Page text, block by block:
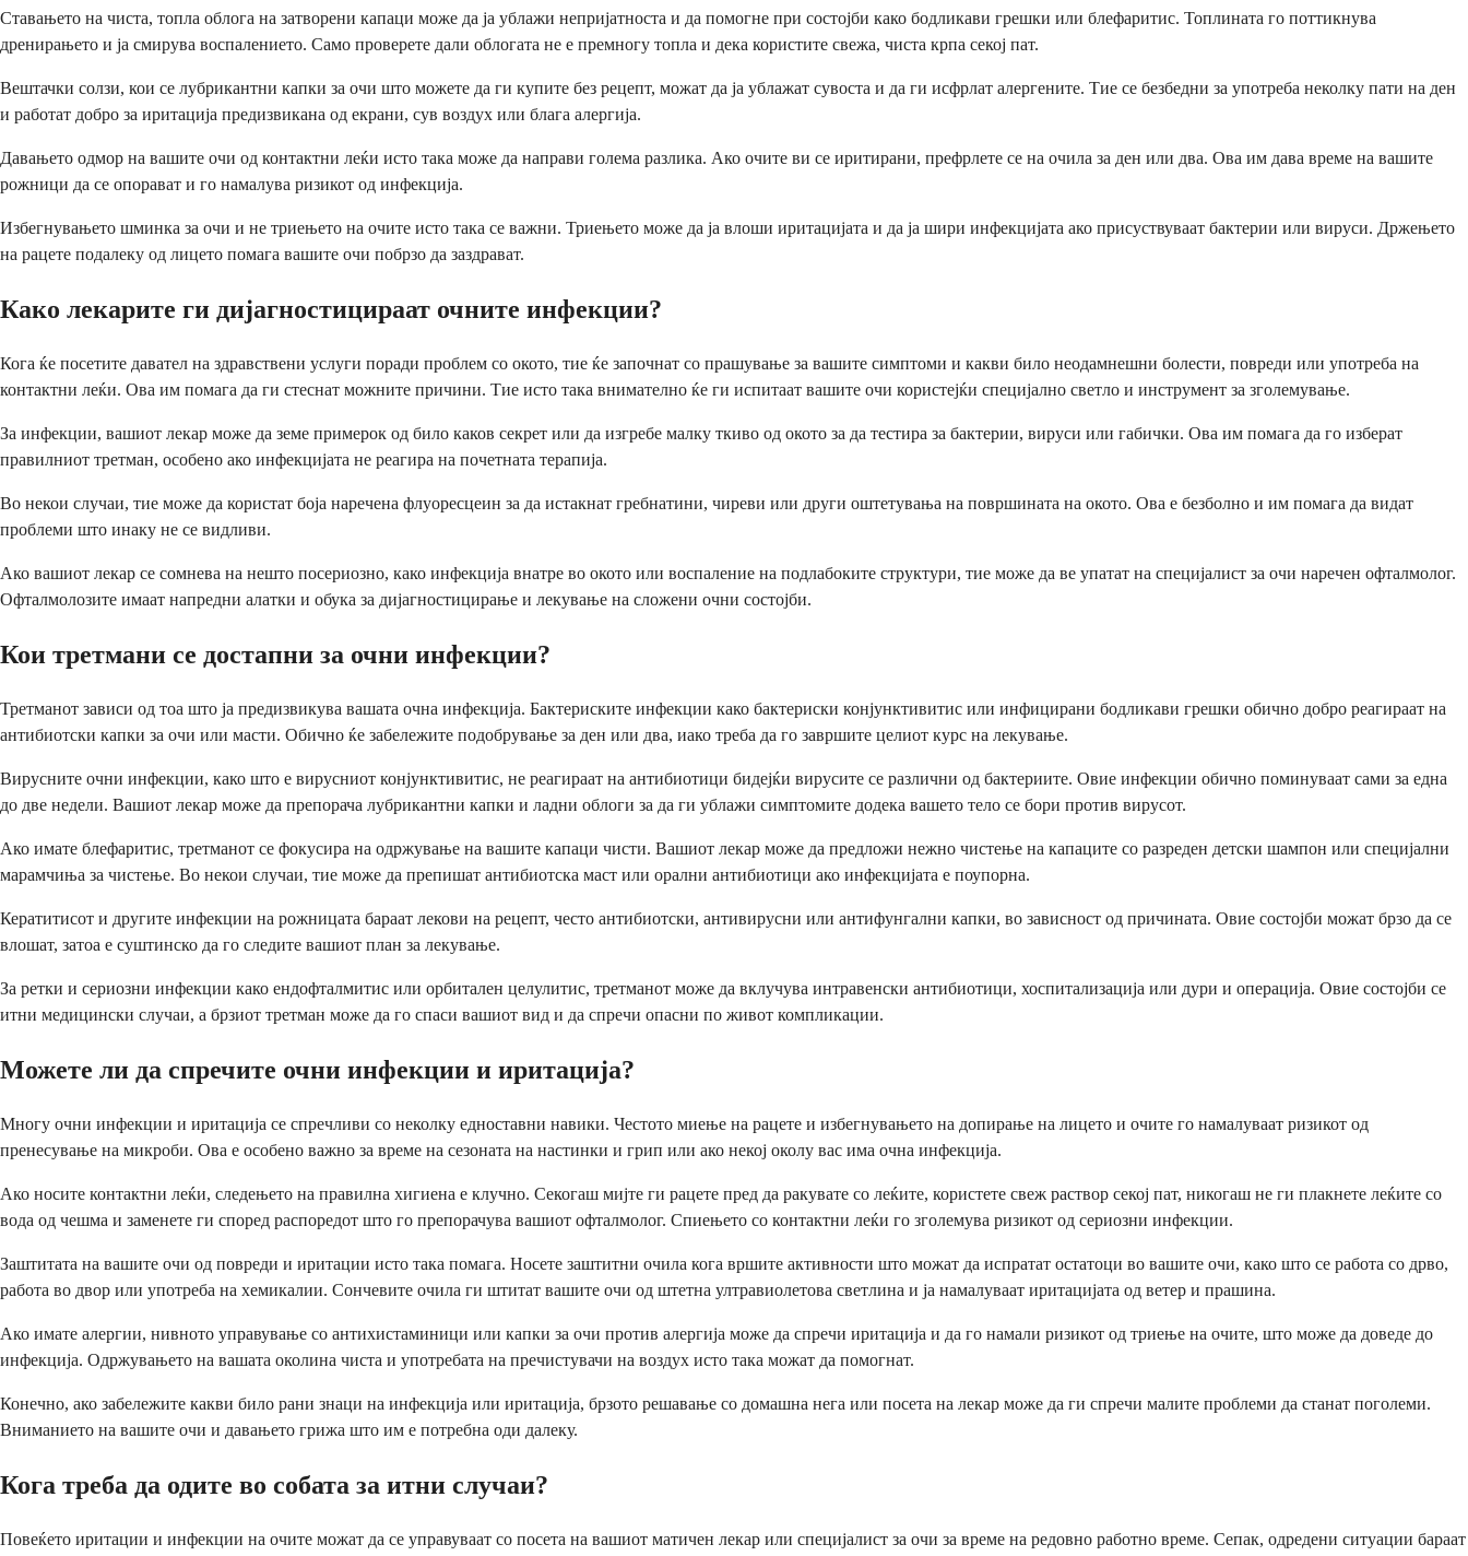
Ставањето на чиста, топла облога на затворени капаци може да ја ублажи непријатноста и да помогне при состојби како бодликави грешки или блефаритис. Топлината го поттикнува
дренирањето и ја смирува воспалението. Само проверете дали облогата не е премногу топла и дека користите свежа, чиста крпа секој пат.
Вештачки солзи, кои се лубрикантни капки за очи што можете да ги купите без рецепт, можат да ја ублажат сувоста и да ги исфрлат алергените. Тие се безбедни за употреба неколку пати на ден
и работат добро за иритација предизвикана од екрани, сув воздух или блага алергија.
Давањето одмор на вашите очи од контактни леќи исто така може да направи голема разлика. Ако очите ви се иритирани, префрлете се на очила за ден или два. Ова им дава време на вашите
рожници да се опорават и го намалува ризикот од инфекција.
Избегнувањето шминка за очи и не триењето на очите исто така се важни. Триењето може да ја влоши иритацијата и да ја шири инфекцијата ако присуствуваат бактерии или вируси. Држењето
на рацете подалеку од лицето помага вашите очи побрзо да заздрават.
Како лекарите ги дијагностицираат очните инфекции?
Кога ќе посетите давател на здравствени услуги поради проблем со окото, тие ќе започнат со прашување за вашите симптоми и какви било неодамнешни болести, повреди или употреба на
контактни леќи. Ова им помага да ги стеснат можните причини. Тие исто така внимателно ќе ги испитаат вашите очи користејќи специјално светло и инструмент за зголемување.
За инфекции, вашиот лекар може да земе примерок од било каков секрет или да изгребе малку ткиво од окото за да тестира за бактерии, вируси или габички. Ова им помага да го изберат
правилниот третман, особено ако инфекцијата не реагира на почетната терапија.
Во некои случаи, тие може да користат боја наречена флуоресцеин за да истакнат гребнатини, чиреви или други оштетувања на површината на окото. Ова е безболно и им помага да видат
проблеми што инаку не се видливи.
Ако вашиот лекар се сомнева на нешто посериозно, како инфекција внатре во окото или воспаление на подлабоките структури, тие може да ве упатат на специјалист за очи наречен офталмолог.
Офталмолозите имаат напредни алатки и обука за дијагностицирање и лекување на сложени очни состојби.
Кои третмани се достапни за очни инфекции?
Третманот зависи од тоа што ја предизвикува вашата очна инфекција. Бактериските инфекции како бактериски конјунктивитис или инфицирани бодликави грешки обично добро реагираат на
антибиотски капки за очи или масти. Обично ќе забележите подобрување за ден или два, иако треба да го завршите целиот курс на лекување.
Вирусните очни инфекции, како што е вирусниот конјунктивитис, не реагираат на антибиотици бидејќи вирусите се различни од бактериите. Овие инфекции обично поминуваат сами за една
до две недели. Вашиот лекар може да препорача лубрикантни капки и ладни облоги за да ги ублажи симптомите додека вашето тело се бори против вирусот.
Ако имате блефаритис, третманот се фокусира на одржување на вашите капаци чисти. Вашиот лекар може да предложи нежно чистење на капаците со разреден детски шампон или специјални
марамчиња за чистење. Во некои случаи, тие може да препишат антибиотска маст или орални антибиотици ако инфекцијата е поупорна.
Кератитисот и другите инфекции на рожницата бараат лекови на рецепт, често антибиотски, антивирусни или антифунгални капки, во зависност од причината. Овие состојби можат брзо да се
влошат, затоа е суштинско да го следите вашиот план за лекување.
За ретки и сериозни инфекции како ендофталмитис или орбитален целулитис, третманот може да вклучува интравенски антибиотици, хоспитализација или дури и операција. Овие состојби се
итни медицински случаи, а брзиот третман може да го спаси вашиот вид и да спречи опасни по живот компликации.
Можете ли да спречите очни инфекции и иритација?
Многу очни инфекции и иритација се спречливи со неколку едноставни навики. Честото миење на рацете и избегнувањето на допирање на лицето и очите го намалуваат ризикот од
пренесување на микроби. Ова е особено важно за време на сезоната на настинки и грип или ако некој околу вас има очна инфекција.
Ако носите контактни леќи, следењето на правилна хигиена е клучно. Секогаш мијте ги рацете пред да ракувате со леќите, користете свеж раствор секој пат, никогаш не ги плакнете леќите со
вода од чешма и заменете ги според распоредот што го препорачува вашиот офталмолог. Спиењето со контактни леќи го зголемува ризикот од сериозни инфекции.
Заштитата на вашите очи од повреди и иритации исто така помага. Носете заштитни очила кога вршите активности што можат да испратат остатоци во вашите очи, како што се работа со дрво,
работа во двор или употреба на хемикалии. Сончевите очила ги штитат вашите очи од штетна ултравиолетова светлина и ја намалуваат иритацијата од ветер и прашина.
Ако имате алергии, нивното управување со антихистаминици или капки за очи против алергија може да спречи иритација и да го намали ризикот од триење на очите, што може да доведе до
инфекција. Одржувањето на вашата околина чиста и употребата на пречистувачи на воздух исто така можат да помогнат.
Конечно, ако забележите какви било рани знаци на инфекција или иритација, брзото решавање со домашна нега или посета на лекар може да ги спречи малите проблеми да станат поголеми.
Вниманието на вашите очи и давањето грижа што им е потребна оди далеку.
Кога треба да одите во собата за итни случаи?
Повеќето иритации и инфекции на очите можат да се управуваат со посета на вашиот матичен лекар или специјалист за очи за време на редовно работно време. Сепак, одредени ситуации бараат